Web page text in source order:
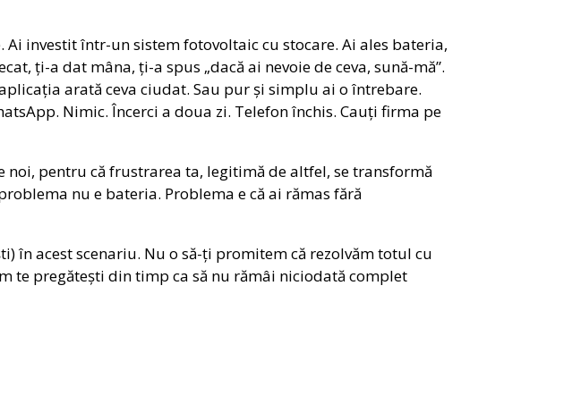
investit într-un sistem fotovoltaic cu stocare. Ai ales bateria,
ți-a dat mâna, ți-a spus „dacă ai nevoie de ceva, sună-mă”.
arată ceva ciudat. Sau pur și simplu ai o întrebare.
Nimic. Încerci a doua zi. Telefon închis. Cauți firma pe
noi, pentru că frustrarea ta, legitimă de altfel, se transformă
nu e bateria. Problema e că ai rămas fără
în acest scenariu. Nu o să-ți promitem că rezolvăm totul cu
te pregătești din timp ca să nu rămâi niciodată complet